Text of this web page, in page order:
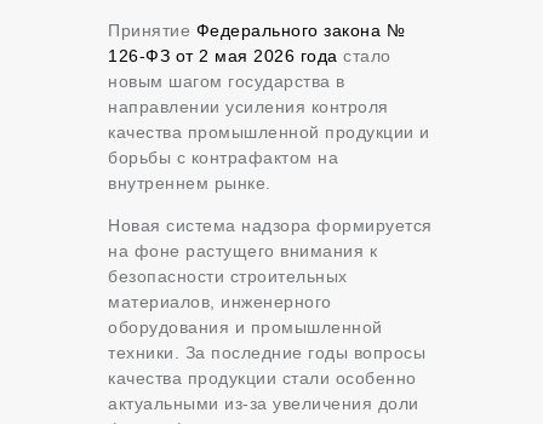
Принятие Федерального закона №
126-ФЗ от 2 мая 2026 года стало
новым шагом государства в
направлении усиления контроля
качества промышленной продукции и
борьбы с контрафактом на
внутреннем рынке.
Новая система надзора формируется
на фоне растущего внимания к
безопасности строительных
материалов, инженерного
оборудования и промышленной
техники. За последние годы вопросы
качества продукции стали особенно
актуальными из-за увеличения доли